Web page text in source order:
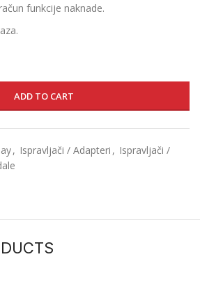
funkcije naknade.
ADD TO CART
, Ispravljači / Adapteri , Ispravljači /